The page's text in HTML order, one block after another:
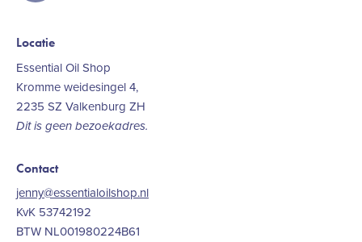
Locatie
Essential Oil Shop
Kromme weidesingel 4,
2235 SZ Valkenburg ZH
Dit is geen bezoekadres.
Contact
jenny@essentialoilshop.nl
KvK 53742192
BTW NL001980224B61